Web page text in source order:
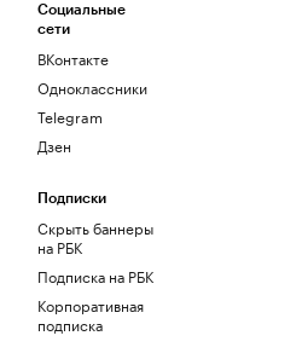
Социальные
сети
ВКонтакте
Одноклассники
Telegram
Дзен
Подписки
Скрыть баннеры
на РБК
Подписка на РБК
Корпоративная
подписка